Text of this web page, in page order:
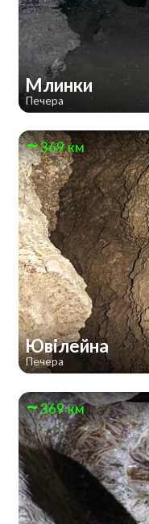
Млинки
Печера
369 км
Ювілейна
Печера
369 км